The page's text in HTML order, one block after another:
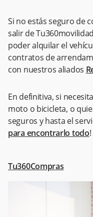
Si no estás seguro de
salir de
poder alquilar el
contratos de
con nuestros aliados
En definitiva, si
moto o bicicleta, o
seguros y hasta el
para encontrarlo todo!
Tu360Compras